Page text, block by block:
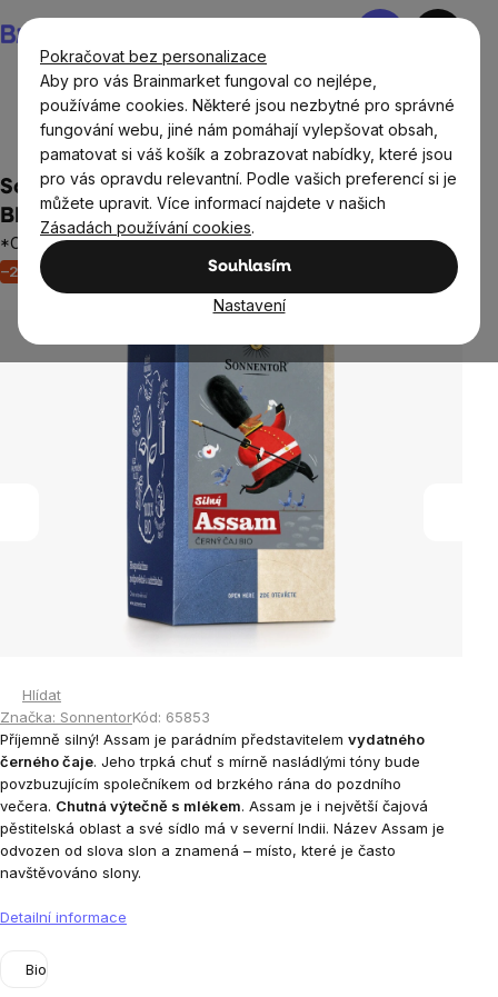
Pokračovat bez personalizace
Aby pro vás Brainmarket fungoval co nejlépe,
používáme cookies. Některé jsou nezbytné pro správné
fungování webu, jiné nám pomáhají vylepšovat obsah,
pamatovat si váš košík a zobrazovat nabídky, které jsou
pro vás opravdu relevantní. Podle vašich preferencí si je
můžete upravit. Více informací najdete v našich
Zásadách používání cookies.
Souhlasím
Nastavení
na
obsah
Nákupní
Potraviny Nápoje Čaje Bylinné směsi
Sonnentor - Silný Assam, porcovaný čaj,
BIO, 18 ks
*CZ-BIO-002 certifikát
–22 %
hodnocení
je
0,0
z
5
hvězdiček.
Neohodnoceno
Hlídat
Značka: SonnentorKód: 65853
Příjemně silný! Assam je parádním představitelem vydatného
černého čaje. Jeho trpká chuť s mírně nasládlými tóny bude
povzbuzujícím společníkem od brzkého rána do pozdního
večera. Chutná výtečně s mlékem. Assam je i největší čajová
pěstitelská oblast a své sídlo má v severní Indii. Název Assam je
odvozen od slova slon a znamená – místo, které je často
navštěvováno slony.
Detailní informace
Bio